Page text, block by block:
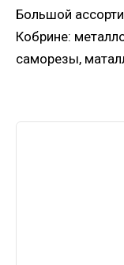
Большой
Кобрине:
саморезы,